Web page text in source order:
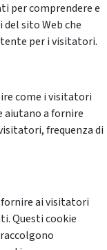
per comprendere e
sito Web che
per i visitatori.
come i visitatori
aiutano a fornire
frequenza di
ai visitatori
Questi cookie